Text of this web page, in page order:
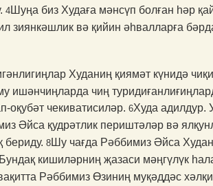
4 Шуңа биз Худаға мәнсүп болған һәр
зиянкәшлик вә қийин әһвалларға
Худаниң қиямәт күнидә
ишәнчиңларда чиң
чекиватисиләр. 6Худа адилдур.
Әйса қудрәтлик периштәләр вә
бериду. 8 Шу чағда Рәббимиз Әйса
Бундақ кишиләрниң җазаси мәңгүлүк
Рәббимиз Өзиниң муқәддәс